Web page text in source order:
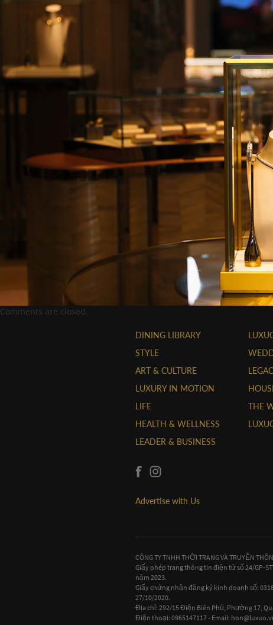
Comments are closed.
DINING LIBRARY
STYLE
ART & CULTURE
LUXURY IN MOTION
LIFE
HEALTH & WELLNESS
LEADER & BUSINESS
Advertise with Us
THE
CÔNG TY TNHH THỜI TRANG VÀ TRUYỀN
Giấy phép trang thông tin điện tử số 24/GP-
năm 2023.
Giấy chứng nhận đăng ký kinh doanh số:
27/10/2020.
Địa chỉ: 292/15 Điện Biên Phủ, Phường 17,
Điện thoại: 0965147117 - Email: